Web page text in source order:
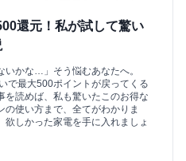
還元！私が試して驚い
いかな…」そう悩むあなたへ。
で最大500ポイントが戻ってくる
を読めば、私も驚いたこのお得な
使い方まで、全てがわかりま
しかった家電を手に入れましょ